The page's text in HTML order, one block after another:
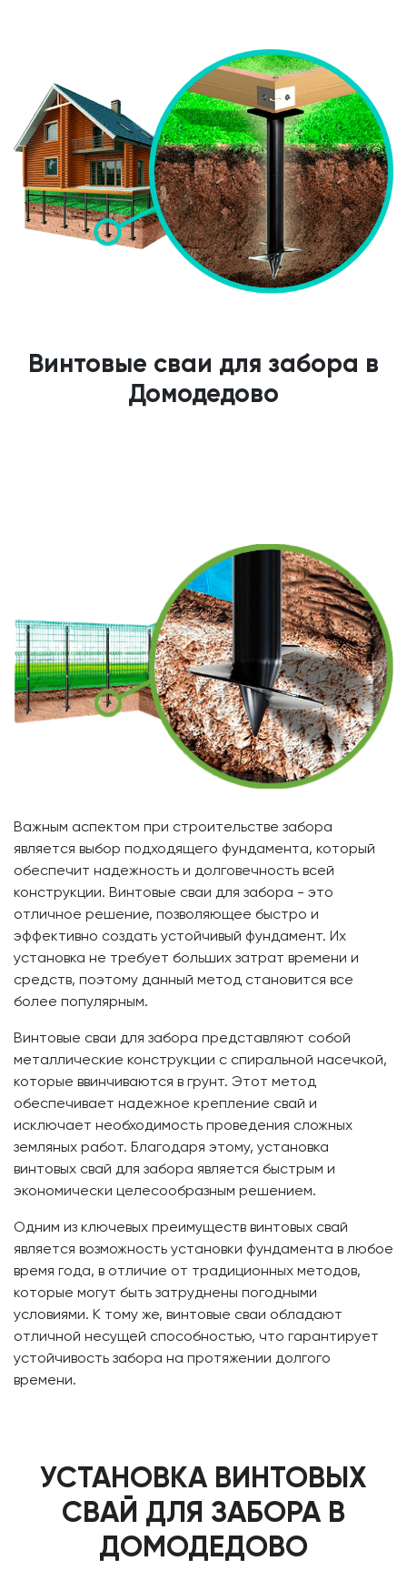
Винтовые сваи для забора в
Домодедово
Важным аспектом при строительстве забора
является выбор подходящего фундамента, который
обеспечит надежность и долговечность всей
конструкции. Винтовые сваи для забора - это
отличное решение, позволяющее быстро и
эффективно создать устойчивый фундамент. Их
установка не требует больших затрат времени и
средств, поэтому данный метод становится все
более популярным.
Винтовые сваи для забора представляют собой
металлические конструкции с спиральной насечкой,
которые ввинчиваются в грунт. Этот метод
обеспечивает надежное крепление свай и
исключает необходимость проведения сложных
земляных работ. Благодаря этому, установка
винтовых свай для забора является быстрым и
экономически целесообразным решением.
Одним из ключевых преимуществ винтовых свай
является возможность установки фундамента в любое
время года, в отличие от традиционных методов,
которые могут быть затруднены погодными
условиями. К тому же, винтовые сваи обладают
отличной несущей способностью, что гарантирует
устойчивость забора на протяжении долгого
времени.
УСТАНОВКА ВИНТОВЫХ
СВАЙ ДЛЯ ЗАБОРА В
ДОМОДЕДОВО